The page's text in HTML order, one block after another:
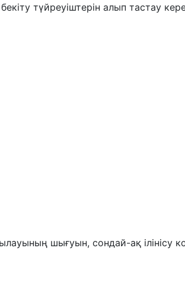
түйреуіштерін алып тастау
шығуын, сондай-ақ ілінісу